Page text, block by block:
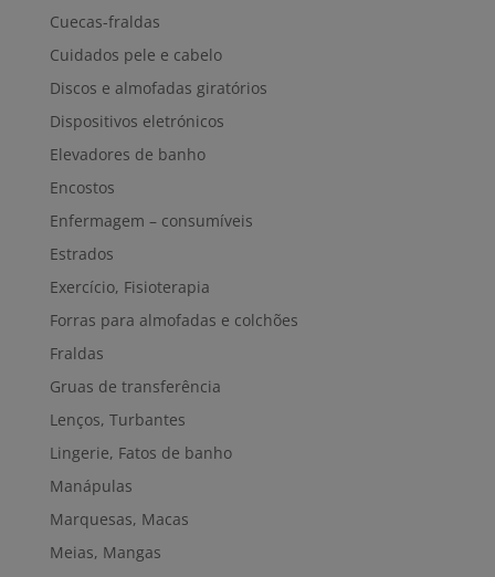
Cuecas-fraldas
Cuidados pele e cabelo
Discos e almofadas giratórios
Dispositivos eletrónicos
Elevadores de banho
Encostos
Enfermagem – consumíveis
Estrados
Exercício, Fisioterapia
Forras para almofadas e colchões
Fraldas
Gruas de transferência
Lenços, Turbantes
Lingerie, Fatos de banho
Manápulas
Marquesas, Macas
Meias, Mangas